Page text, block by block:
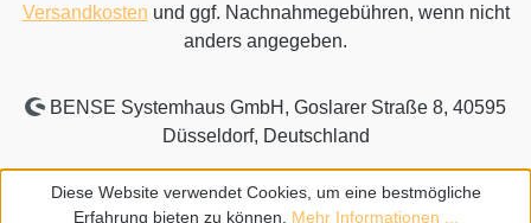
Versandkosten und ggf. Nachnahmegebühren, wenn nicht
anders angegeben.
BENSE Systemhaus GmbH, Goslarer Straße 8, 40595
Düsseldorf, Deutschland
Diese Website verwendet Cookies, um eine bestmögliche
Erfahrung bieten zu können. Mehr Informationen ...